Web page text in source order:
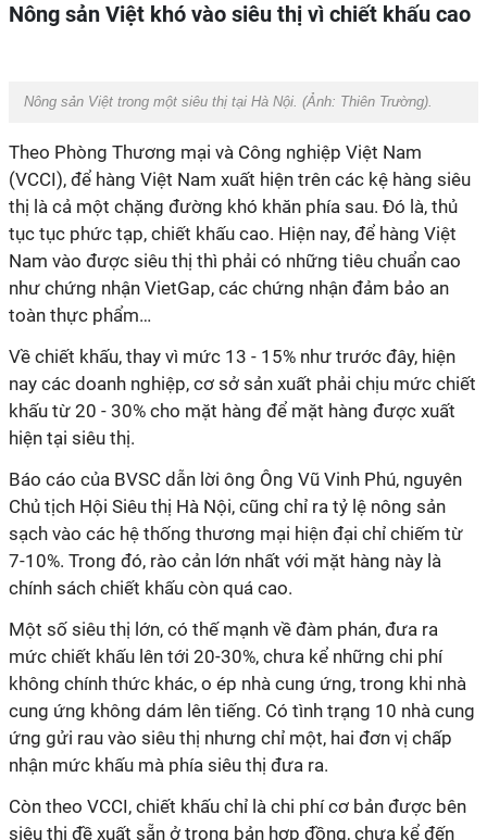
Nông sản Việt khó vào siêu thị vì chiết khấu cao
Nông sản Việt trong một siêu thị tại Hà Nội. (Ảnh: Thiên Trường).
Theo Phòng Thương mại và Công nghiệp Việt Nam
(VCCI), để hàng Việt Nam xuất hiện trên các kệ hàng siêu
thị là cả một chặng đường khó khăn phía sau. Đó là, thủ
tục tục phức tạp, chiết khấu cao. Hiện nay, để hàng Việt
Nam vào được siêu thị thì phải có những tiêu chuẩn cao
như chứng nhận VietGap, các chứng nhận đảm bảo an
toàn thực phẩm…
Về chiết khấu, thay vì mức 13 - 15% như trước đây, hiện
nay các doanh nghiệp, cơ sở sản xuất phải chịu mức chiết
khấu từ 20 - 30% cho mặt hàng để mặt hàng được xuất
hiện tại siêu thị.
Báo cáo của BVSC dẫn lời ông Ông Vũ Vinh Phú, nguyên
Chủ tịch Hội Siêu thị Hà Nội, cũng chỉ ra tỷ lệ nông sản
sạch vào các hệ thống thương mại hiện đại chỉ chiếm từ
7-10%. Trong đó, rào cản lớn nhất với mặt hàng này là
chính sách chiết khấu còn quá cao.
Một số siêu thị lớn, có thế mạnh về đàm phán, đưa ra
mức chiết khấu lên tới 20-30%, chưa kể những chi phí
không chính thức khác, o ép nhà cung ứng, trong khi nhà
cung ứng không dám lên tiếng. Có tình trạng 10 nhà cung
ứng gửi rau vào siêu thị nhưng chỉ một, hai đơn vị chấp
nhận mức khấu mà phía siêu thị đưa ra.
Còn theo VCCI, chiết khấu chỉ là chi phí cơ bản được bên
siêu thị đề xuất sẵn ở trong bản hợp đồng, chưa kể đến